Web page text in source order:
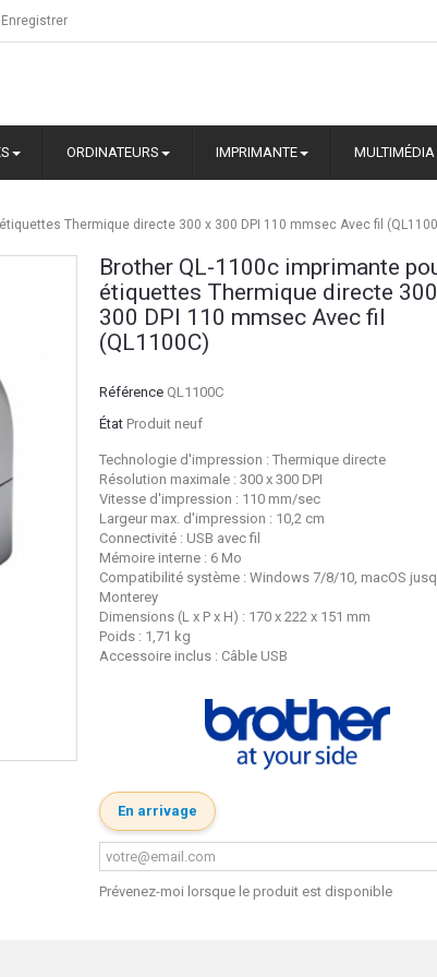
Enregistrer
ORDINATEURS IMPRIMANTE MULTIMÉDIA
Thermique directe 300 x 300 DPI 110 mmsec Avec fil
Brother QL-1100c imprimante
étiquettes Thermique directe
300 DPI 110 mmsec Avec fil
(QL1100C)
Référence QL1100C
État Produit neuf
Technologie d'impression : Thermique directe
Résolution maximale : 300 x 300 DPI
Vitesse d'impression : 110 mm/sec
Largeur max. d'impression : 10,2 cm
Connectivité : USB avec fil
Mémoire interne : 6 Mo
Compatibilité système : Windows 7/8/10, macOS
Monterey
Dimensions (L x P x H) : 170 x 222 x 151 mm
Poids : 1,71 kg
Accessoire inclus : Câble USB
En arrivage
Prévenez-moi lorsque le produit est disponible